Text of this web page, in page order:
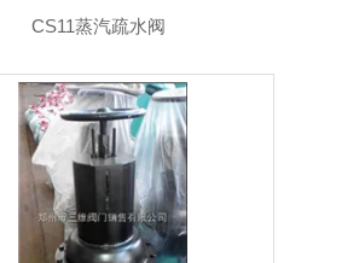
CS11蒸汽疏水阀